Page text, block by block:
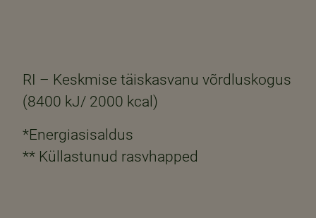
RI – Keskmise täiskasvanu võrdluskogus
(8400 kJ/ 2000 kcal)
*Energiasisaldus
** Küllastunud rasvhapped